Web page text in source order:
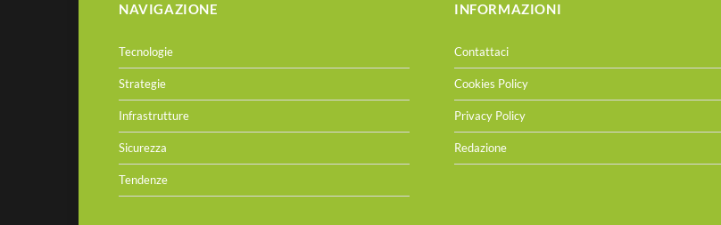
NAVIGAZIONE
Tecnologie
Strategie
Infrastrutture
Sicurezza
Tendenze
INFORMAZIONI
Contattaci
Cookies Policy
Privacy Policy
Redazione